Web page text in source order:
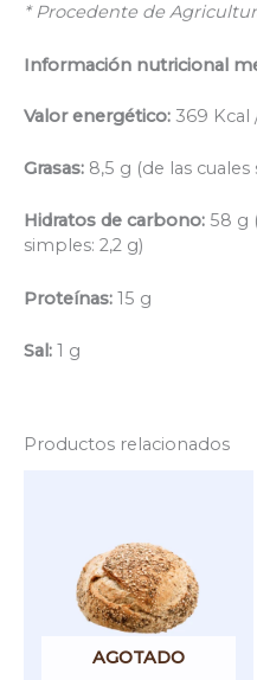
* Procedente de
Información nutricional
Valor energético: 369 Kcal
Grasas: 8,5 g (de las cuales
Hidratos de carbono: 58 g
simples: 2,2 g)
Proteínas: 15 g
Sal: 1 g
Productos relacionados
AGOTADO